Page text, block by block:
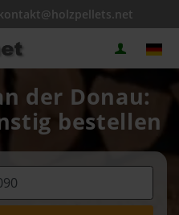
der Donau:
bestellen